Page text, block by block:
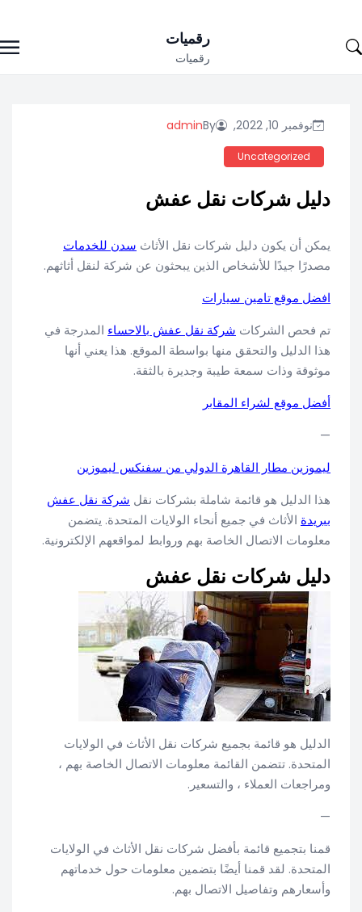
to
رقميات
رقميات
نوفمبر 10, 2022, By
admin
Uncategorized
دليل شركات نقل عفش
يمكن أن يكون دليل شركات نقل الأثاث سدن للخدمات
مصدرًا جيدًا للأشخاص الذين يبحثون عن شركة لنقل أثاثهم.
افضل موقع تامين سيارات
تم فحص الشركات شركة نقل عفش بالاحساء المدرجة في
هذا الدليل والتحقق منها بواسطة الموقع. هذا يعني أنها
موثوقة وذات سمعة طيبة وجديرة بالثقة.
أفضل موقع لشراء المقابر
—
ليموزين مطار القاهرة الدولي من سفنكس ليموزين
هذا الدليل هو قائمة شاملة بشركات نقل شركة نقل عفش
ببريدة الأثاث في جميع أنحاء الولايات المتحدة. يتضمن
معلومات الاتصال الخاصة بهم وروابط لمواقعهم الإلكترونية.
دليل شركات نقل عفش
الدليل هو قائمة بجميع شركات نقل الأثاث في الولايات
المتحدة. تتضمن القائمة معلومات الاتصال الخاصة بهم ،
ومراجعات العملاء ، والتسعير.
—
قمنا بتجميع قائمة بأفضل شركات نقل الأثاث في الولايات
المتحدة. لقد قمنا أيضًا بتضمين معلومات حول خدماتهم
وأسعارهم وتفاصيل الاتصال بهم.